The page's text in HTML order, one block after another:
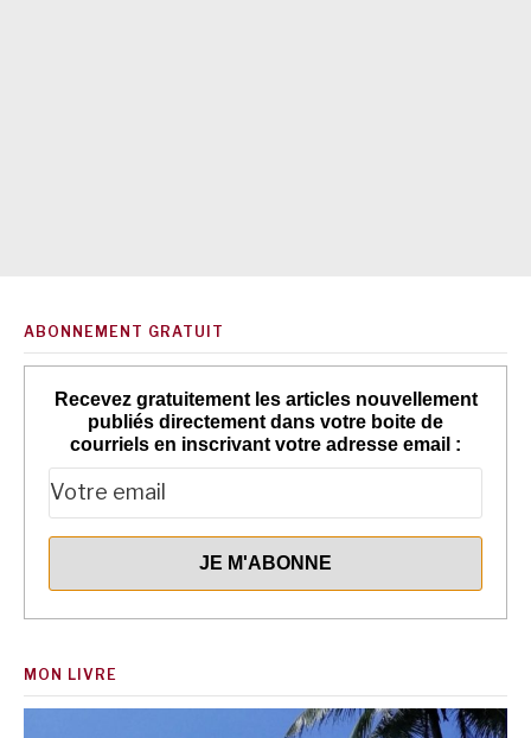
ABONNEMENT GRATUIT
Recevez gratuitement les articles nouvellement
publiés directement dans votre boite de
courriels en inscrivant votre adresse email :
MON LIVRE